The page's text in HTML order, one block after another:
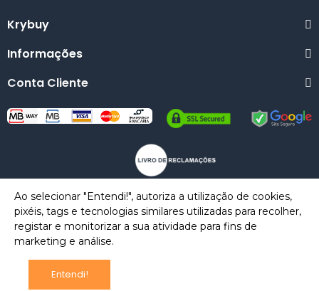
Krybuy
Informações
Conta Cliente
Copyright © 2023 Krybuy.
Ao selecionar "Entendi!", autoriza a utilização de cookies,
pixéis, tags e tecnologias similares utilizadas para recolher,
registar e monitorizar a sua atividade para fins de
marketing e análise.
Entendi!